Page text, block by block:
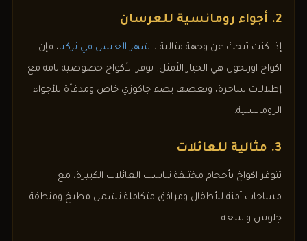
2. أجواء رومانسية للعرسان
إذا كنت تبحث عن وجهة مثالية لـ شهر العسل في تركيا، فإن
اكواخ اوزنجول هي الخيار الأمثل. توفر الأكواخ خصوصية تامة مع
إطلالات ساحرة، وبعضها يضم جاكوزي خاص ومدفأة للأجواء
الرومانسية.
3. مثالية للعائلات
تتوفر اكواخ بأحجام مختلفة تناسب العائلات الكبيرة، مع
مساحات آمنة للأطفال ومرافق متكاملة تشمل مطبخ ومنطقة
جلوس واسعة.